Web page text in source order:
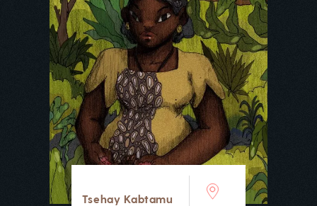
Tsehay Kabtamu